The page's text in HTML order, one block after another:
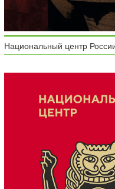
Национальный центр